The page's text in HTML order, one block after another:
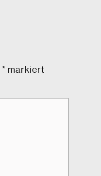
* markiert